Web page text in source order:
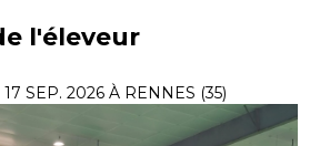
l'éleveur
SEP. 2026 À RENNES (35)